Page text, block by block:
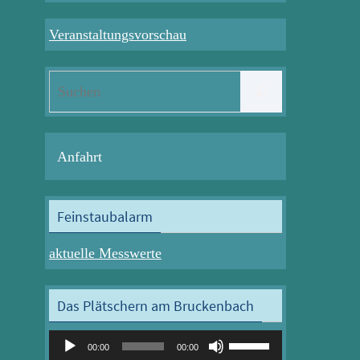
Veranstaltungsvorschau
Anfahrt
Feinstaubalarm
aktuelle Messwerte
Das Plätschern am Bruckenbach
Audio-00:00 00:00
Pfeiltasten